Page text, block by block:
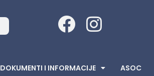
DOKUMENTI I INFORMACIJE ASOC